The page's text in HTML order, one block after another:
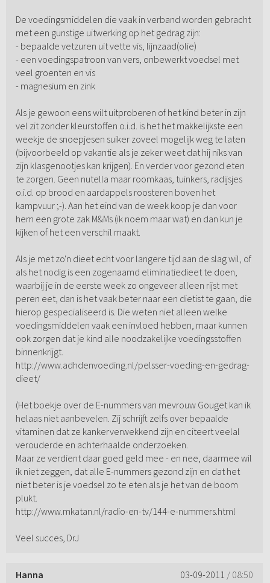
De voedingsmiddelen die vaak in verband worden gebracht
met een gunstige uitwerking op het gedrag zijn:
- bepaalde vetzuren uit vette vis, lijnzaad(olie)
- een voedingspatroon van vers, onbewerkt voedsel met
veel groenten en vis
- magnesium en zink
Als je gewoon eens wilt uitproberen of het kind beter in zijn
vel zit zonder kleurstoffen o.i.d. is het het makkelijkste een
weekje de snoepjesen suiker zoveel mogelijk weg te laten
(bijvoorbeeld op vakantie als je zeker weet dat hij niks van
zijn klasgenootjes kan krijgen). En verder voor gezond eten
te zorgen. Geen nutella maar roomkaas, tuinkers, radijsjes
o.i.d. op brood en aardappels roosteren boven het
kampvuur ;-). Aan het eind van de week koop je dan voor
hem een grote zak M&Ms (ik noem maar wat) en dan kun je
kijken of het een verschil maakt.
Als je met zo'n dieet echt voor langere tijd aan de slag wil, of
als het nodig is een zogenaamd eliminatiedieet te doen,
waarbij je in de eerste week zo ongeveer alleen rijst met
peren eet, dan is het vaak beter naar een dietist te gaan, die
hierop gespecialiseerd is. Die weten niet alleen welke
voedingsmiddelen vaak een invloed hebben, maar kunnen
ook zorgen dat je kind alle noodzakelijke voedingsstoffen
binnenkrijgt.
http://www.adhdenvoeding.nl/pelsser-voeding-en-gedrag-
dieet/
(Het boekje over de E-nummers van mevrouw Gouget kan ik
helaas niet aanbevelen. Zij schrijft zelfs over bepaalde
vitaminen dat ze kankerverwekkend zijn en citeert veelal
verouderde en achterhaalde onderzoeken.
Maar ze verdient daar goed geld mee - en nee, daarmee wil
ik niet zeggen, dat alle E-nummers gezond zijn en dat het
niet beter is je voedsel zo te eten als je het van de boom
plukt.
http://www.mkatan.nl/radio-en-tv/144-e-nummers.html
Veel succes, DrJ
Hanna 03-09-2011 / 08:50